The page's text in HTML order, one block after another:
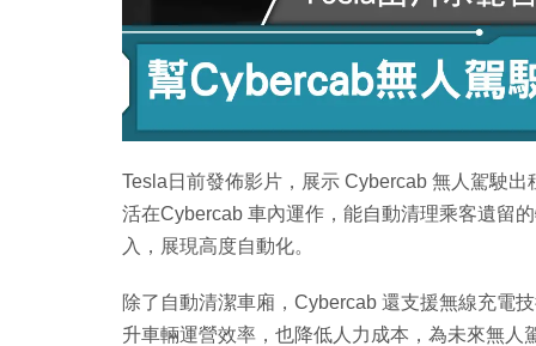
Tesla日前發佈影片，展示 Cybercab 無人駕駛
活在Cybercab 車內運作，能自動清理乘客遺留
入，展現高度自動化。
除了自動清潔車廂，Cybercab 還支援無線充電
升車輛運營效率，也降低人力成本，為未來無人
Link